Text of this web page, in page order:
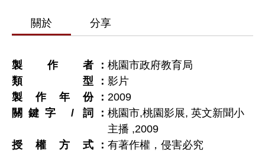
關於 分享
製作者
桃園市政府教育局
類型
影片
製作年份
2009
關鍵字 / 詞
桃園市,桃園影展, 英文新聞小
主播 ,2009
授權方式
有著作權，侵害必究